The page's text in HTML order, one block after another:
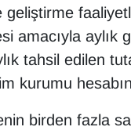
geliştirme
amacıyla aylık
tahsil edilen
kurumu
birden fazla